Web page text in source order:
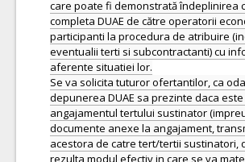
care poate fi demonstrată îndeplinirea
completa DUAE de către operatorii
participanti la procedura de atribuire
eventualii terti si subcontractanti) cu
aferente situatiei lor.
Se va solicita tuturor ofertantilor, ca
depunerea DUAE sa prezinte daca este
angajamentul tertului sustinator
documente anexe la angajament,
acestora de catre tert/tertii sustinatori,
rezulta modul efectiv in care se va